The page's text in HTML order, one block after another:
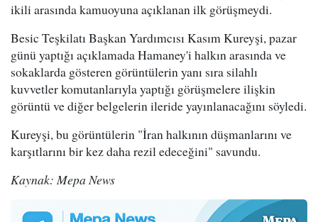
ikili arasında kamuoyuna açıklanan ilk görüşmeydi.
Besic Teşkilatı Başkan Yardımcısı Kasım Kureyşi, pazar
günü yaptığı açıklamada Hamaney'i halkın arasında ve
sokaklarda gösteren görüntülerin yanı sıra silahlı
kuvvetler komutanlarıyla yaptığı görüşmelere ilişkin
görüntü ve diğer belgelerin ileride yayınlanacağını söyledi.
Kureyşi, bu görüntülerin "İran halkının düşmanlarını ve
karşıtlarını bir kez daha rezil edeceğini" savundu.
Kaynak: Mepa News